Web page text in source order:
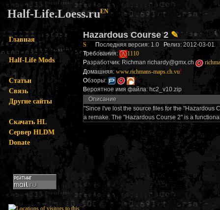
Half-Life.Loess.ruEN
Главная
Half-Life Mods
Статьи
Связь
Другие сайты
Скачать HL
Сервер HLDM
Donate
Hazardous Course 2✎
S Последняя версия: 1.0 Релиз: 2012-03-01
Требования:
1110
Разработчик: Richman richardy@gmx.ch
Домашняя: www.richmans-maps.ch.vu!
Обзоры:
!
Вероятное имя файла: hc2_v10.zip
Описание
"Since I've lost the source files for the "Hazardous
a remake. The "Hazardous Course 2" is a